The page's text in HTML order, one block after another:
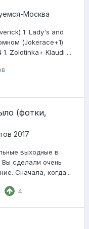
Москва
1. Lady's and
(Jokerace+1)
Zolotinka+ Klaudi ...
(фотки,
2017
выходные в
сделали очень
Сначала, когда...
4